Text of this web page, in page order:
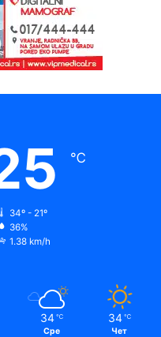
℃
34º - 21º
36%
1.38 km/h
34 ℃
Сре
34 ℃
Чет